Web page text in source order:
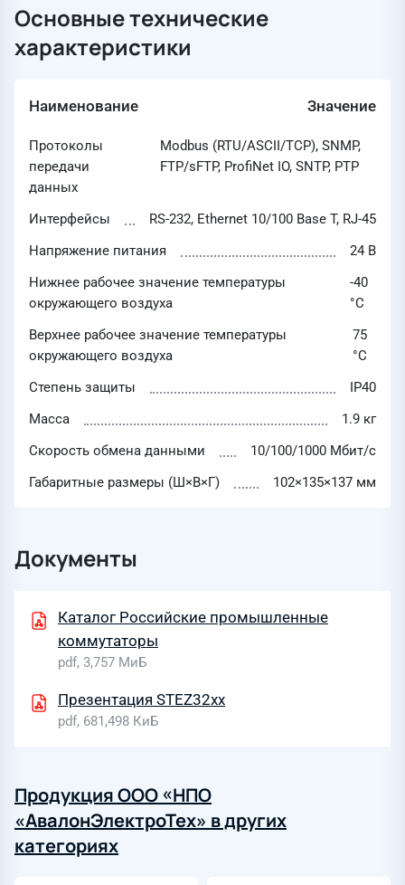
Основные технические
характеристики
Наименование Значение
Протоколы
передачи
данных
Modbus (RTU/ASCII/TCP), SNMP,
FTP/sFTP, ProfiNet IO, SNTP, PTP
Интерфейсы
RS-232, Ethernet 10/100 Base T, RJ-45
Напряжение питания
24 В
Нижнее рабочее значение температуры
окружающего воздуха
-40
°C
Верхнее рабочее значение температуры
окружающего воздуха
75
°C
Степень защиты
IP40
Масса
1.9 кг
Скорость обмена данными
10/100/1000 Мбит/с
Габаритные размеры (Ш×В×Г)
102×135×137 мм
Документы
Каталог Российские промышленные
коммутаторы
pdf, 3,757 МиБ
Презентация STEZ32xx
pdf, 681,498 КиБ
Продукция ООО «НПО
«АвалонЭлектроТех» в других
категориях